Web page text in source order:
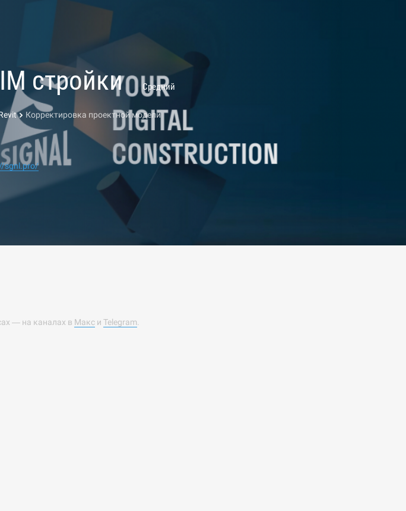
стройки Средний
Корректировка проектной модели
sgnl.pro/
— на каналах в Макс и Telegram